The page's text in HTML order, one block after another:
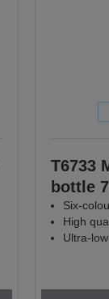
T6733
bottle
Six-
High
Ultra-